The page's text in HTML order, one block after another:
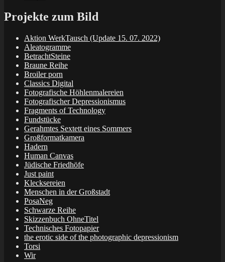
Projekte zum Bild
Aktion WerkTausch (Update 15. 07. 2022)
Aleatogramme
BetrachtSteine
Braune Reihe
Broiler porn
Classics Digital
Fotografische Höhlenmalereien
Fotografischer Depressionismus
Fragments of Technology
Fundstücke
Gerahmtes Sextett eines Sommers
Großformatkamera
Hadern
Human Canvas
Jüdische Friedhöfe
Just paint
Klecksereien
Menschen in der Großstadt
PosaNeg
Schwarze Reihe
Skizzenbuch OhneTitel
Technisches Fotopapier
the erotic side of the photographic depressionism
Torsi
Wir